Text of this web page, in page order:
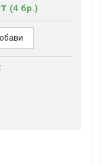
(4 бр.)